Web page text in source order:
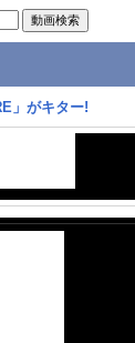
」がキター!